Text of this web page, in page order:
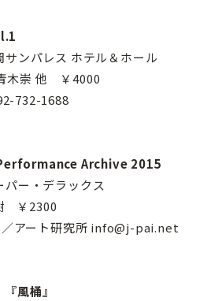
ンパレス ホテル＆ホール
木崇 他 ￥4000
732-1688
Archive 2015
ー・デラックス
￥2300
アート研究所 info@j-pai.net
風桶』